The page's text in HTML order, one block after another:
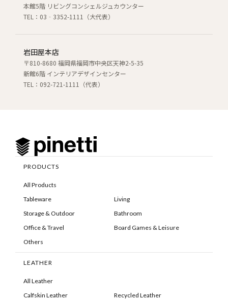
本館5階 リビングコンシェルジュカウンター
TEL：03‐3352-1111（大代表）
岩田屋本店
〒810-8680 福岡県福岡市中央区天神2-5-35
新館6階 インテリアデザインセンター
TEL：092-721-1111（代表）
PRODUCTS
All Products
Tableware
Living
Storage & Outdoor
Bathroom
Office & Travel
Board Games & Leisure
Others
LEATHER
All Leather
Calfskin Leather
Recycled Leather